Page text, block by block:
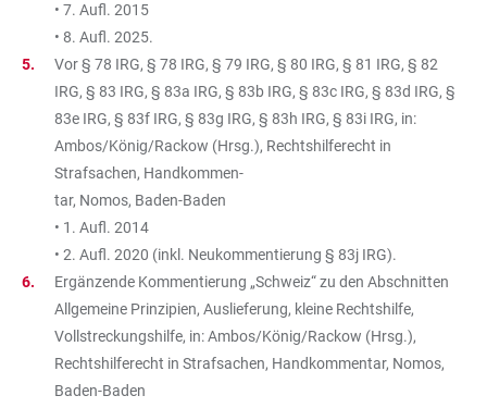
• 7. Aufl. 2015
• 8. Aufl. 2025.
Vor § 78 IRG, § 78 IRG, § 79 IRG, § 80 IRG, § 81 IRG, § 82
IRG, § 83 IRG, § 83a IRG, § 83b IRG, § 83c IRG, § 83d IRG, §
83e IRG, § 83f IRG, § 83g IRG, § 83h IRG, § 83i IRG, in:
Ambos/König/Rackow (Hrsg.), Rechtshilferecht in
Strafsachen, Handkommen-
tar, Nomos, Baden-Baden
• 1. Aufl. 2014
• 2. Aufl. 2020 (inkl. Neukommentierung § 83j IRG).
Ergänzende Kommentierung „Schweiz“ zu den Abschnitten
Allgemeine Prinzipien, Auslieferung, kleine Rechtshilfe,
Vollstreckungshilfe, in: Ambos/König/Rackow (Hrsg.),
Rechtshilferecht in Strafsachen, Handkommentar, Nomos,
Baden-Baden